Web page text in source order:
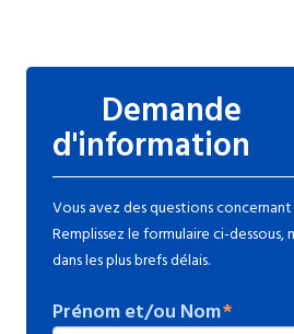
Demande
d'information
Vous avez des questions
Remplissez le formulaire ci-dessous,
dans les plus brefs délais.
Prénom et/ou Nom